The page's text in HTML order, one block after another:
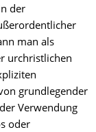
der
man als
urchristlichen
grundlegender
Verwendung
oder